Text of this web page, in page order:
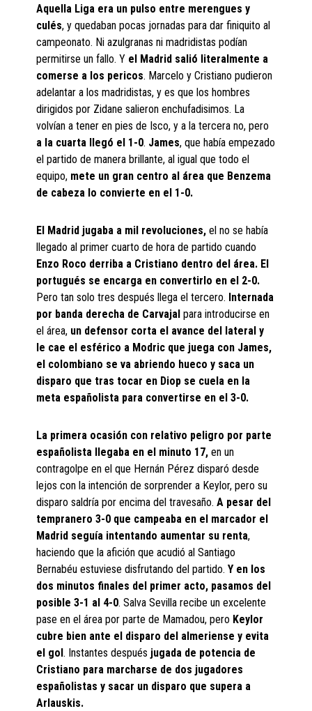
Aquella Liga era un pulso entre merengues y
culés, y quedaban pocas jornadas para dar finiquito al
campeonato. Ni azulgranas ni madridistas podían
permitirse un fallo. Y el Madrid salió literalmente a
comerse a los pericos. Marcelo y Cristiano pudieron
adelantar a los madridistas, y es que los hombres
dirigidos por Zidane salieron enchufadisimos. La
volvían a tener en pies de Isco, y a la tercera no, pero
a la cuarta llegó el 1-0. James, que había empezado
el partido de manera brillante, al igual que todo el
equipo, mete un gran centro al área que Benzema
de cabeza lo convierte en el 1-0.
El Madrid jugaba a mil revoluciones, el no se había
llegado al primer cuarto de hora de partido cuando
Enzo Roco derriba a Cristiano dentro del área. El
portugués se encarga en convertirlo en el 2-0.
Pero tan solo tres después llega el tercero. Internada
por banda derecha de Carvajal para introducirse en
el área, un defensor corta el avance del lateral y
le cae el esférico a Modric que juega con James,
el colombiano se va abriendo hueco y saca un
disparo que tras tocar en Diop se cuela en la
meta españolista para convertirse en el 3-0.
La primera ocasión con relativo peligro por parte
españolista llegaba en el minuto 17, en un
contragolpe en el que Hernán Pérez disparó desde
lejos con la intención de sorprender a Keylor, pero su
disparo saldría por encima del travesaño.A pesar del
tempranero 3-0 que campeaba en el marcador el
Madrid seguía intentando aumentar su renta,
haciendo que la afición que acudió al Santiago
Bernabéu estuviese disfrutando del partido.Y en los
dos minutos finales del primer acto, pasamos del
posible 3-1 al 4-0. Salva Sevilla recibe un excelente
pase en el área por parte de Mamadou, pero Keylor
cubre bien ante el disparo del almeriense y evita
el gol. Instantes después jugada de potencia de
Cristiano para marcharse de dos jugadores
españolistas y sacar un disparo que supera a
Arlauskis.